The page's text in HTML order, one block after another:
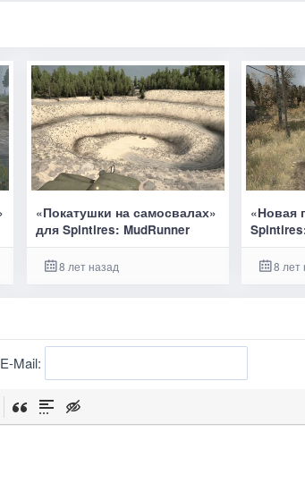
«Покатушки на самосвалах»
для Spintires: MudRunner
8 лет назад
«Новая
8 лет
E-Mail: